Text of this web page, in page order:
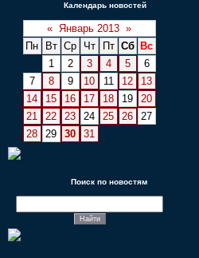
Календарь новостей
« Январь 2013 »
Пн
Вт Ср Чт Пт Сб
Вс
1
2 3 4 5
6
7
8 9 10 11 12
13
14
15 16 17 18 19
20
21
22 23 24 25 26
27
28
29 30 31
Поиск по новостям